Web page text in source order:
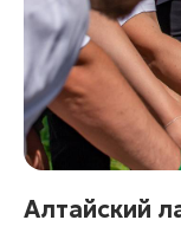
Алтайский